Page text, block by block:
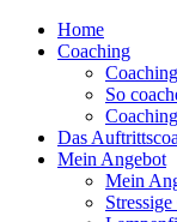
Home
Coaching
Coaching
So
Das
Mein Angebot
Mein